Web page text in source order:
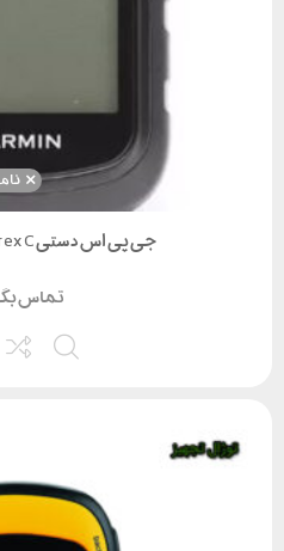
جی پی اس دستی GARMIN Etrex C جدید
تماس